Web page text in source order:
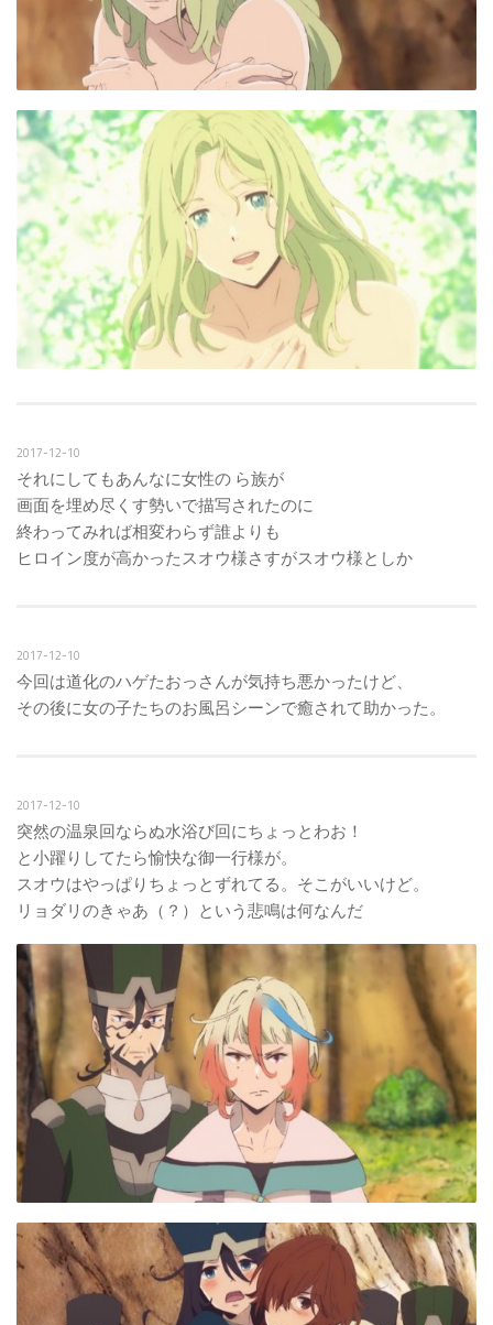
2017-12-10
それにしてもあんなに女性の ら族が
画面を埋め尽くす勢いで描写されたのに
終わってみれば相変わらず誰よりも
ヒロイン度が高かったスオウ様さすがスオウ様としか
2017-12-10
今回は道化のハゲたおっさんが気持ち悪かったけど、
その後に女の子たちのお風呂シーンで癒されて助かった。
2017-12-10
突然の温泉回ならぬ水浴び回にちょっとわお！
と小躍りしてたら愉快な御一行様が。
スオウはやっぱりちょっとずれてる。そこがいいけど。
リョダリのきゃあ（？）という悲鳴は何なんだ